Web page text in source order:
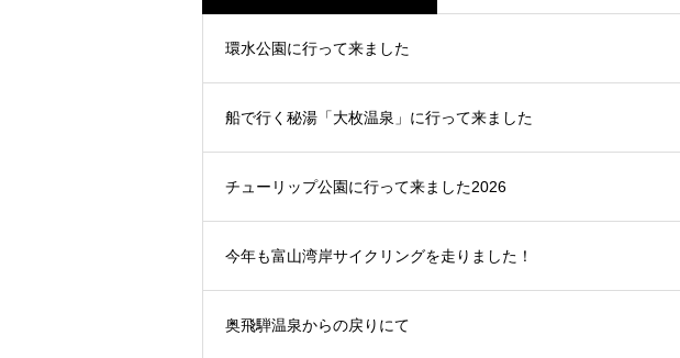
環水公園に行って来ました
船で行く秘湯「大枚温泉」に行って来ました
チューリップ公園に行って来ました2026
今年も富山湾岸サイクリングを走りました！
奥飛騨温泉からの戻りにて